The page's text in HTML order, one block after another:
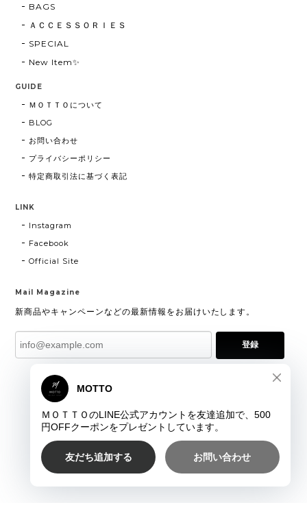
BAGS
ＡＣＣＥＳＳＯＲＩＥＳ
SPECIAL
New Item✨
GUIDE
ＭＯＴＴＯについて
BLOG
お問い合わせ
プライバシーポリシー
特定商取引法に基づく表記
LINK
Instagram
Facebook
Official Site
Mail Magazine
新商品やキャンペーンなどの最新情報をお届けいたします。
登録